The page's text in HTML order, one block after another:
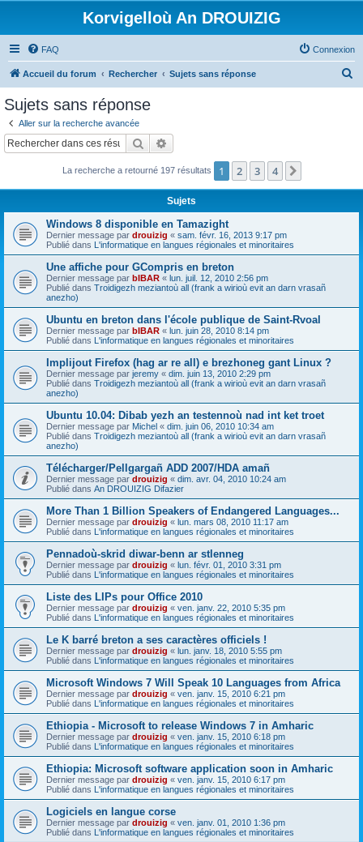
Korvigelloù An DROUIZIG
FAQ Connexion
Accueil du forum Rechercher Sujets sans réponse
c
Sujets sans réponse
Aller sur la recherche avancée
Rechercher
La recherche a retourné 197 résultats 1 2 3 4
Sujets
Windows 8 disponible en Tamazight
Dernier message par drouizig « sam. févr. 16, 2013 9:17 pm
Publié dans L'informatique en langues régionales et minoritaires
Une affiche pour GCompris en breton
Dernier message par bIBAR « lun. juil. 12, 2010 2:56 pm
Publié dans Troidigezh meziantoù all (frank a wirioù evit an darn vrasañ
anezho)
Ubuntu en breton dans l'école publique de Saint-Rvoal
Dernier message par bIBAR « lun. juin 28, 2010 8:14 pm
Publié dans L'informatique en langues régionales et minoritaires
Implijout Firefox (hag ar re all) e brezhoneg gant Linux ?
Dernier message par jeremy « dim. juin 13, 2010 2:29 pm
Publié dans Troidigezh meziantoù all (frank a wirioù evit an darn vrasañ
anezho)
Ubuntu 10.04: Dibab yezh an testennoù nad int ket troet
Dernier message par Michel « dim. juin 06, 2010 10:34 am
Publié dans Troidigezh meziantoù all (frank a wirioù evit an darn vrasañ
anezho)
Télécharger/Pellgargañ ADD 2007/HDA amañ
Dernier message par drouizig « dim. avr. 04, 2010 10:24 am
Publié dans An DROUIZIG Difazier
More Than 1 Billion Speakers of Endangered Languages...
Dernier message par drouizig « lun. mars 08, 2010 11:17 am
Publié dans L'informatique en langues régionales et minoritaires
Pennadoù-skrid diwar-benn ar stlenneg
Dernier message par drouizig « lun. févr. 01, 2010 3:31 pm
Publié dans L'informatique en langues régionales et minoritaires
Liste des LIPs pour Office 2010
Dernier message par drouizig « ven. janv. 22, 2010 5:35 pm
Publié dans L'informatique en langues régionales et minoritaires
Le K barré breton a ses caractères officiels !
Dernier message par drouizig « lun. janv. 18, 2010 5:55 pm
Publié dans L'informatique en langues régionales et minoritaires
Microsoft Windows 7 Will Speak 10 Languages from Africa
Dernier message par drouizig « ven. janv. 15, 2010 6:21 pm
Publié dans L'informatique en langues régionales et minoritaires
Ethiopia - Microsoft to release Windows 7 in Amharic
Dernier message par drouizig « ven. janv. 15, 2010 6:18 pm
Publié dans L'informatique en langues régionales et minoritaires
Ethiopia: Microsoft software application soon in Amharic
Dernier message par drouizig « ven. janv. 15, 2010 6:17 pm
Publié dans L'informatique en langues régionales et minoritaires
Logiciels en langue corse
Dernier message par drouizig « ven. janv. 01, 2010 1:36 pm
Publié dans L'informatique en langues régionales et minoritaires